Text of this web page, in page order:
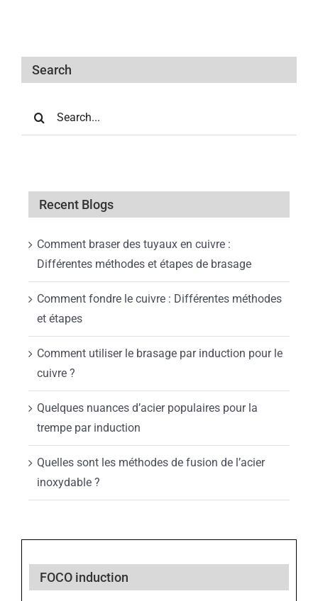
Search
Recent Blogs
Comment braser des tuyaux en cuivre :
Différentes méthodes et étapes de brasage
Comment fondre le cuivre : Différentes méthodes
et étapes
Comment utiliser le brasage par induction pour le
cuivre ?
Quelques nuances d’acier populaires pour la
trempe par induction
Quelles sont les méthodes de fusion de l’acier
inoxydable ?
FOCO induction